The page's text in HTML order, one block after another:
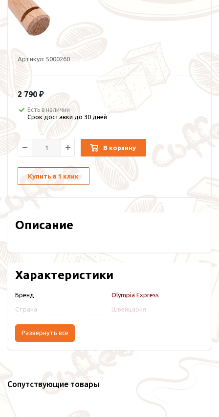
Артикул: 5000260
2 790 ₽
Есть в наличии
Срок доставки до 30 дней
В корзину
Купить в 1 клик
Описание
Характеристики
Бренд Olympia Express
Страна Швейцария
Развернуть все
Сопутствующие товары